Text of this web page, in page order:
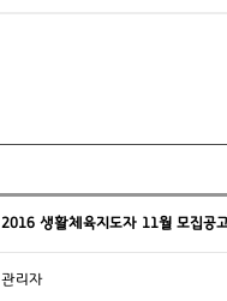
2016 생활체육지도자 11월 모집공
관리자